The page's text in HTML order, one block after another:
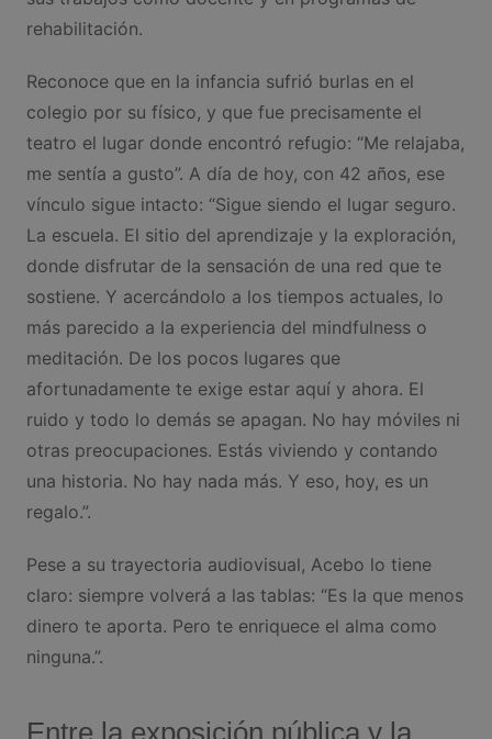
rehabilitación.
Reconoce que en la infancia sufrió burlas en el
colegio por su físico, y que fue precisamente el
teatro el lugar donde encontró refugio: “Me relajaba,
me sentía a gusto”. A día de hoy, con 42 años, ese
vínculo sigue intacto: “Sigue siendo el lugar seguro.
La escuela. El sitio del aprendizaje y la exploración,
donde disfrutar de la sensación de una red que te
sostiene. Y acercándolo a los tiempos actuales, lo
más parecido a la experiencia del mindfulness o
meditación. De los pocos lugares que
afortunadamente te exige estar aquí y ahora. El
ruido y todo lo demás se apagan. No hay móviles ni
otras preocupaciones. Estás viviendo y contando
una historia. No hay nada más. Y eso, hoy, es un
regalo.”.
Pese a su trayectoria audiovisual, Acebo lo tiene
claro: siempre volverá a las tablas: “Es la que menos
dinero te aporta. Pero te enriquece el alma como
ninguna.”.